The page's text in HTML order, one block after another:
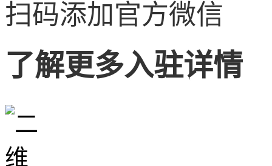
扫码添加官方微信
了解更多入驻详情